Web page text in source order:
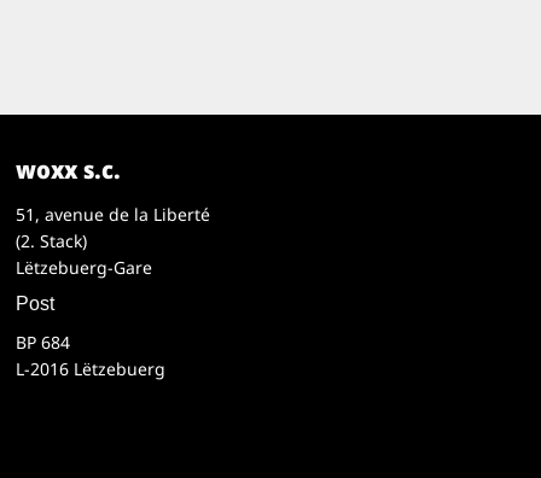
woxx s.c.
51, avenue de la Liberté
(2. Stack)
Lëtzebuerg-Gare
Post
BP 684
L-2016 Lëtzebuerg